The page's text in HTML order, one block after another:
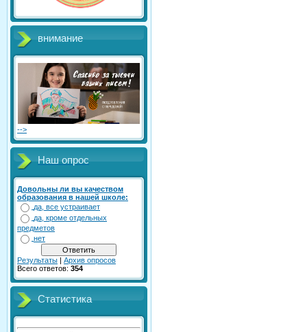
внимание
-->
Наш опрос
Довольны ли вы качеством
образования в нашей школе:
да, все устраивает
да, кроме отдельных
предметов
нет
Результаты | Архив опросов
Всего ответов: 354
Статистика